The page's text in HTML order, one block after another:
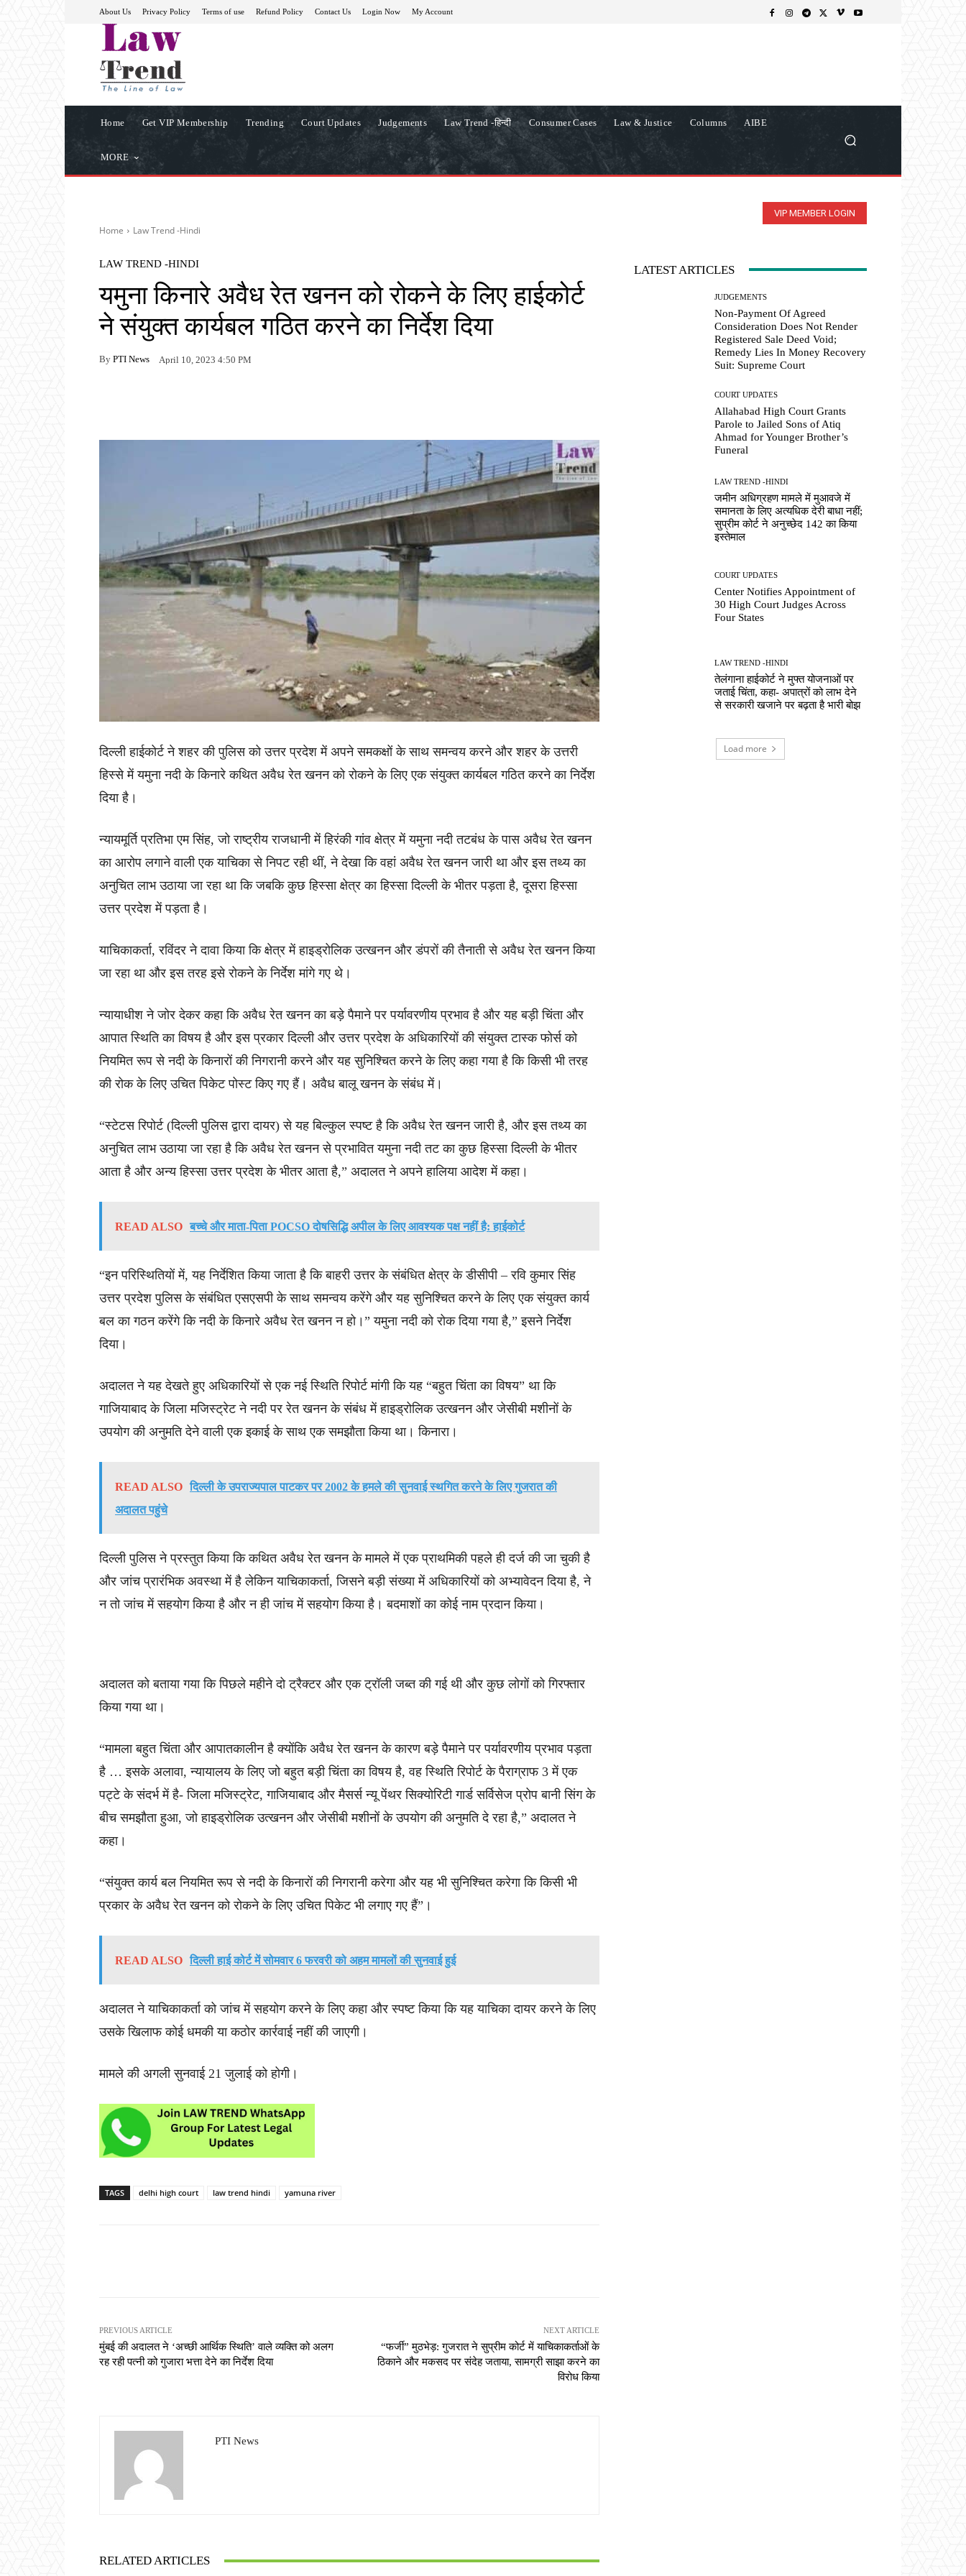
About Us Privacy Policy Terms of use Refund Policy Contact Us Login Now My Account
Home Get VIP Membership Trending Court Updates Judgements Law Trend -हिन्दी Consumer Cases Law & Justice Columns AIBE
MORE
VIP MEMBER LOGIN
Home Law Trend -Hindi
LAW TREND -HINDI
यमुना किनारे अवैध रेत खनन को रोकने के लिए हाईकोर्ट
ने संयुक्त कार्यबल गठित करने का निर्देश दिया
By PTI News April 10, 2023 4:50 PM
दिल्ली हाईकोर्ट ने शहर की पुलिस को उत्तर प्रदेश में अपने समकक्षों के साथ समन्वय करने और शहर के उत्तरी
हिस्से में यमुना नदी के किनारे कथित अवैध रेत खनन को रोकने के लिए एक संयुक्त कार्यबल गठित करने का निर्देश
दिया है।
न्यायमूर्ति प्रतिभा एम सिंह, जो राष्ट्रीय राजधानी में हिरंकी गांव क्षेत्र में यमुना नदी तटबंध के पास अवैध रेत खनन
का आरोप लगाने वाली एक याचिका से निपट रही थीं, ने देखा कि वहां अवैध रेत खनन जारी था और इस तथ्य का
अनुचित लाभ उठाया जा रहा था कि जबकि कुछ हिस्सा क्षेत्र का हिस्सा दिल्ली के भीतर पड़ता है, दूसरा हिस्सा
उत्तर प्रदेश में पड़ता है।
याचिकाकर्ता, रविंदर ने दावा किया कि क्षेत्र में हाइड्रोलिक उत्खनन और डंपरों की तैनाती से अवैध रेत खनन किया
जा रहा था और इस तरह इसे रोकने के निर्देश मांगे गए थे।
न्यायाधीश ने जोर देकर कहा कि अवैध रेत खनन का बड़े पैमाने पर पर्यावरणीय प्रभाव है और यह बड़ी चिंता और
आपात स्थिति का विषय है और इस प्रकार दिल्ली और उत्तर प्रदेश के अधिकारियों की संयुक्त टास्क फोर्स को
नियमित रूप से नदी के किनारों की निगरानी करने और यह सुनिश्चित करने के लिए कहा गया है कि किसी भी तरह
की रोक के लिए उचित पिकेट पोस्ट किए गए हैं। अवैध बालू खनन के संबंध में।
“स्टेटस रिपोर्ट (दिल्ली पुलिस द्वारा दायर) से यह बिल्कुल स्पष्ट है कि अवैध रेत खनन जारी है, और इस तथ्य का
अनुचित लाभ उठाया जा रहा है कि अवैध रेत खनन से प्रभावित यमुना नदी तट का कुछ हिस्सा दिल्ली के भीतर
आता है और अन्य हिस्सा उत्तर प्रदेश के भीतर आता है,” अदालत ने अपने हालिया आदेश में कहा।
READ ALSO बच्चे और माता-पिता POCSO दोषसिद्धि अपील के लिए आवश्यक पक्ष नहीं है: हाईकोर्ट
“इन परिस्थितियों में, यह निर्देशित किया जाता है कि बाहरी उत्तर के संबंधित क्षेत्र के डीसीपी – रवि कुमार सिंह
उत्तर प्रदेश पुलिस के संबंधित एसएसपी के साथ समन्वय करेंगे और यह सुनिश्चित करने के लिए एक संयुक्त कार्य
बल का गठन करेंगे कि नदी के किनारे अवैध रेत खनन न हो।” यमुना नदी को रोक दिया गया है,” इसने निर्देश
दिया।
अदालत ने यह देखते हुए अधिकारियों से एक नई स्थिति रिपोर्ट मांगी कि यह “बहुत चिंता का विषय” था कि
गाजियाबाद के जिला मजिस्ट्रेट ने नदी पर रेत खनन के संबंध में हाइड्रोलिक उत्खनन और जेसीबी मशीनों के
उपयोग की अनुमति देने वाली एक इकाई के साथ एक समझौता किया था। किनारा।
READ ALSO दिल्ली के उपराज्यपाल पाटकर पर 2002 के हमले की सुनवाई स्थगित करने के लिए गुजरात की
अदालत पहुंचे
दिल्ली पुलिस ने प्रस्तुत किया कि कथित अवैध रेत खनन के मामले में एक प्राथमिकी पहले ही दर्ज की जा चुकी है
और जांच प्रारंभिक अवस्था में है लेकिन याचिकाकर्ता, जिसने बड़ी संख्या में अधिकारियों को अभ्यावेदन दिया है, ने
न तो जांच में सहयोग किया है और न ही जांच में सहयोग किया है। बदमाशों का कोई नाम प्रदान किया।
अदालत को बताया गया कि पिछले महीने दो ट्रैक्टर और एक ट्रॉली जब्त की गई थी और कुछ लोगों को गिरफ्तार
किया गया था।
“मामला बहुत चिंता और आपातकालीन है क्योंकि अवैध रेत खनन के कारण बड़े पैमाने पर पर्यावरणीय प्रभाव पड़ता
है … इसके अलावा, न्यायालय के लिए जो बहुत बड़ी चिंता का विषय है, वह स्थिति रिपोर्ट के पैराग्राफ 3 में एक
पट्टे के संदर्भ में है- जिला मजिस्ट्रेट, गाजियाबाद और मैसर्स न्यू पेंथर सिक्योरिटी गार्ड सर्विसेज प्रोप बानी सिंग के
बीच समझौता हुआ, जो हाइड्रोलिक उत्खनन और जेसीबी मशीनों के उपयोग की अनुमति दे रहा है,” अदालत ने
कहा।
“संयुक्त कार्य बल नियमित रूप से नदी के किनारों की निगरानी करेगा और यह भी सुनिश्चित करेगा कि किसी भी
प्रकार के अवैध रेत खनन को रोकने के लिए उचित पिकेट भी लगाए गए हैं”।
READ ALSO दिल्ली हाई कोर्ट में सोमवार 6 फरवरी को अहम मामलों की सुनवाई हुई
अदालत ने याचिकाकर्ता को जांच में सहयोग करने के लिए कहा और स्पष्ट किया कि यह याचिका दायर करने के लिए
उसके खिलाफ कोई धमकी या कठोर कार्रवाई नहीं की जाएगी।
मामले की अगली सुनवाई 21 जुलाई को होगी।
TAGS delhi high court law trend hindi yamuna river
PREVIOUS ARTICLE
मुंबई की अदालत ने ‘अच्छी आर्थिक स्थिति’ वाले व्यक्ति को अलग
रह रही पत्नी को गुजारा भत्ता देने का निर्देश दिया
NEXT ARTICLE
“फर्जी” मुठभेड़: गुजरात ने सुप्रीम कोर्ट में याचिकाकर्ताओं के
ठिकाने और मकसद पर संदेह जताया, सामग्री साझा करने का
विरोध किया
PTI News
RELATED ARTICLES
LATEST ARTICLES
JUDGEMENTS
Non-Payment Of Agreed
Consideration Does Not Render
Registered Sale Deed Void;
Remedy Lies In Money Recovery
Suit: Supreme Court
COURT UPDATES
Allahabad High Court Grants
Parole to Jailed Sons of Atiq
Ahmad for Younger Brother’s
Funeral
LAW TREND -HINDI
जमीन अधिग्रहण मामले में मुआवजे में
समानता के लिए अत्यधिक देरी बाधा नहीं;
सुप्रीम कोर्ट ने अनुच्छेद 142 का किया
इस्तेमाल
COURT UPDATES
Center Notifies Appointment of
30 High Court Judges Across
Four States
LAW TREND -HINDI
तेलंगाना हाईकोर्ट ने मुफ्त योजनाओं पर
जताई चिंता, कहा- अपात्रों को लाभ देने
से सरकारी खजाने पर बढ़ता है भारी बोझ
Load more